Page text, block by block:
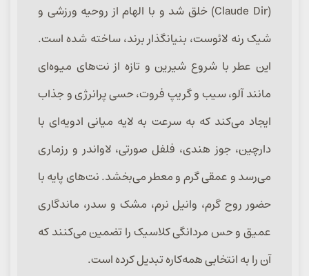
(Claude Dir) خلق شد و با الهام از روحیه ورزشی و
شیک رنه لائوست، بنیانگذار برند، ساخته شده است.
این عطر با شروع شیرین و تازه از نت‌های میوه‌ای
مانند آلو، سیب و گریپ فروت، حسی پرانرژی و جذاب
ایجاد می‌کند که به سرعت به لایه میانی ادویه‌ای با
دارچین، جوز هندی، فلفل صورتی، لاواندر و رزماری
می‌رسد و عمقی گرم و معطر می‌بخشد. نت‌های پایه با
حضور روح گرم، وانیل نرم، مشک و سدر، ماندگاری
عمیق و حس مردانگی کلاسیک را تضمین می‌کنند که
آن را به انتخابی همه‌کاره تبدیل کرده است.